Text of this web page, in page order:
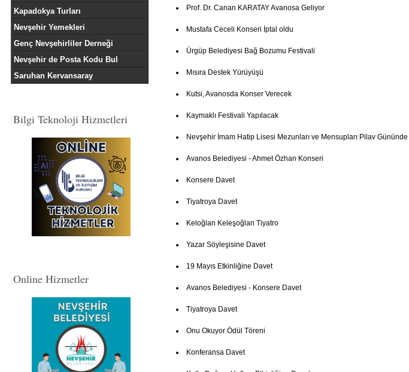
Kapadokya Turları
Nevşehir Yemekleri
Genç Nevşehirliler Derneği
Nevşehir de Posta Kodu Bul
Saruhan Kervansaray
Bilgi Teknoloji Hizmetleri
Online Hizmetler
Prof. Dr. Canan KARATAY Avanosa Geliyor
Mustafa Ceceli Konseri İptal oldu
Ürgüp Belediyesi Bağ Bozumu Festivali
Mısıra Destek Yürüyüşü
Kutsi, Avanosda Konser Verecek
Kaymaklı Festivali Yapılacak
Nevşehir İmam Hatip Lisesi Mezunları ve Mensupları Pilav
Avanos Belediyesi - Ahmet Özhan Konseri
Konsere Davet
Tiyatroya Davet
Keloğlan Keleşoğlan Tiyatro
Yazar Söyleşisine Davet
19 Mayıs Etkinliğine Davet
Avanos Belediyesi - Konsere Davet
Tiyatroya Davet
Onu Okuyor Ödül Töreni
Konferansa Davet